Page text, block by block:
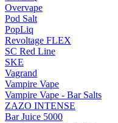
Overvape
Pod Salt
PopLiq
Revoltage FLEX
SC Red Line
SKE
Vagrand
Vampire Vape
Vampire Vape - Bar Salts
ZAZO INTENSE
Bar Juice 5000